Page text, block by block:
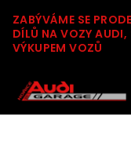
na
obsah
ZABÝVÁME SE
DÍLŮ NA VOZY AUDI,
VÝKUPEM VOZŮ